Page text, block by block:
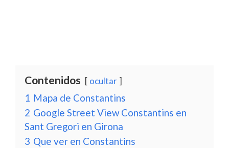
Contenidos ocultar
1 Mapa de Constantins
2 Google Street View Constantins en
Sant Gregori en Girona
3 Que ver en Constantins